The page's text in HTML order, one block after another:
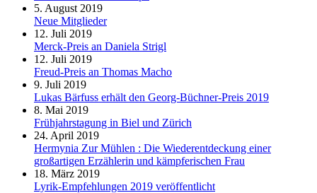
5. August 2019
Neue Mitglieder
12. Juli 2019
Merck-Preis an Daniela Strigl
12. Juli 2019
Freud-Preis an Thomas Macho
9. Juli 2019
Lukas Bärfuss erhält den Georg-Büchner-Preis 2019
8. Mai 2019
Frühjahrstagung in Biel und Zürich
24. April 2019
Hermynia Zur Mühlen : Die Wiederentdeckung einer
großartigen Erzählerin und kämpferischen Frau
18. März 2019
Lyrik-Empfehlungen 2019 veröffentlicht